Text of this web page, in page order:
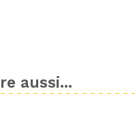
aussi...